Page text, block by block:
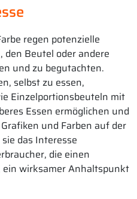
regen potenzielle
den Beutel oder andere
und zu begutachten.
selbst zu essen,
Einzelportionsbeuteln mit
Essen ermöglichen und
und Farben auf der
das Interesse
die einen
wirksamer Anhaltspunkt